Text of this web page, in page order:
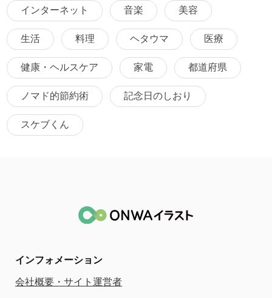
インターネット 音楽 美容
生活 料理 ヘタウマ 医療
健康・ヘルスケア 家電 都道府県
ノマド的節約術 記念日のしおり
スケブくん
インフォメーション
会社概要・サイト運営者